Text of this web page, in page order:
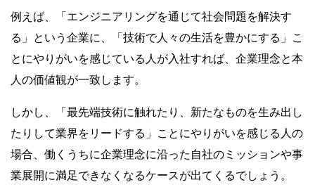
例えば、「エンジニアリングを通じて社会問題を解決す
る」という企業に、「技術で人々の生活を豊かにする」こ
とにやりがいを感じている人が入社すれば、企業理念と本
人の価値観が一致します。
しかし、「最先端技術に触れたり、新たなものを生み出し
たりして業界をリードする」ことにやりがいを感じる人の
場合、働くうちに企業理念に沿った自社のミッションや事
業展開に満足できなくなるケースが出てくるでしょう。